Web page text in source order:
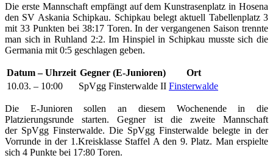
Die erste Mannschaft empfängt auf dem Kunstrasenplatz in Hosena
den SV Askania Schipkau. Schipkau belegt aktuell Tabellenplatz 3
mit 33 Punkten bei 38:17 Toren. In der vergangenen Saison trennte
man sich in Ruhland 2:2. Im Hinspiel in Schipkau musste sich die
Germania mit 0:5 geschlagen geben.
Datum – Uhrzeit Gegner (E-Junioren)
Ort
10.03. – 10:00
SpVgg Finsterwalde II Finsterwalde
Die E-Junioren sollen an diesem Wochenende in die
Platzierungsrunde starten. Gegner ist die zweite Mannschaft
der SpVgg Finsterwalde. Die SpVgg Finsterwalde belegte in der
Vorrunde in der 1.Kreisklasse Staffel A den 9. Platz. Man erspielte
sich 4 Punkte bei 17:80 Toren.